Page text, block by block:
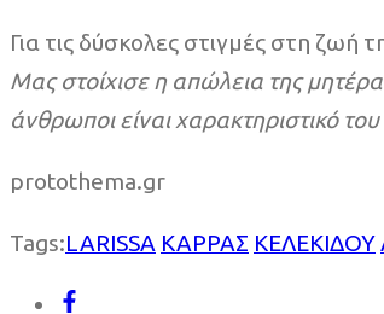
Για τις δύσκολες στιγμές στη ζωή
Μας στοίχισε η απώλεια της
άνθρωποι είναι χαρακτηριστικό
protothema.gr
Tags:LARISSA ΚΑΡΡΑΣ ΚΕΛΕΚΙΔΟΥ